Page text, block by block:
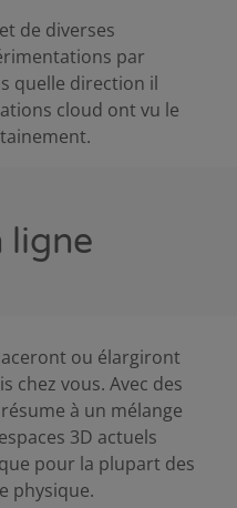
de diverses
par
quelle direction il
cloud ont vu le
ligne
ou élargiront
chez vous. Avec des
à un mélange
3D actuels
pour la plupart des
physique.